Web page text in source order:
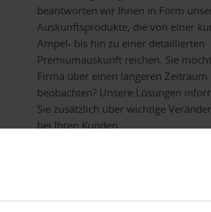
beantworten wir Ihnen in Form
Auskunftsprodukte, die von einer
Ampel- bis hin zu einer detaillierten
Premiumauskunft reichen. Sie
Firma über einen längeren Zeitraum
beobachten? Unsere Lösungen
Sie zusätzlich über wichtige
bei Ihren Kunden.
ÜBERWACHEN